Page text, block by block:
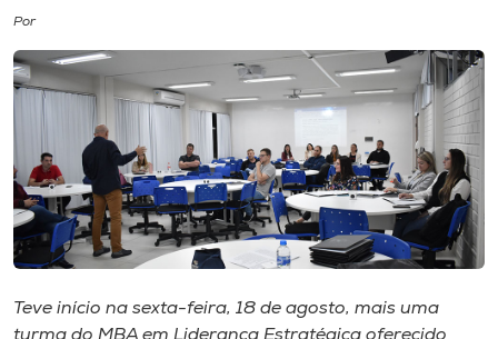
Internacionalização
I.nova
Diplomados
Cultura
CPA
Por
Teve início na sexta-feira, 18 de agosto, mais uma
turma do MBA em Liderança Estratégica oferecido